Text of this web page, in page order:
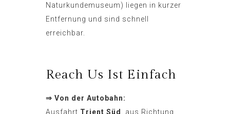
Naturkundemuseum) liegen in kurzer
Entfernung und sind schnell
erreichbar.
Reach Us Ist Einfach
⇒ Von der Autobahn:
Ausfahrt Trient Süd
, aus Richtung